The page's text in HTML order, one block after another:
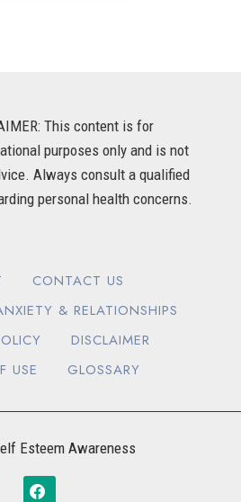
This content is for
purposes only and is not
Always consult a qualified
personal health concerns.
CONTACT US
& RELATIONSHIPS
DISCLAIMER
USE
GLOSSARY
Esteem Awareness